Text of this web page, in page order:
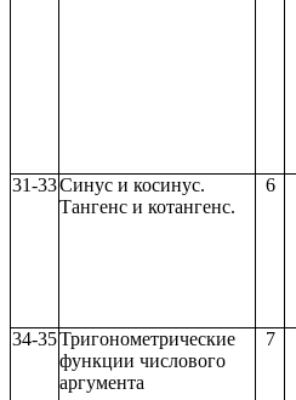
31-33Синус и косинус.
Тангенс и котангенс.
6
34-35Тригонометрические
функции числового
аргумента
7